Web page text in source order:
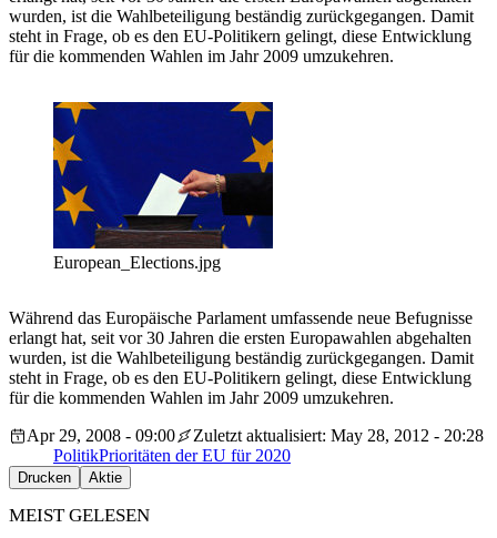
wurden, ist die Wahlbeteiligung beständig zurückgegangen. Damit
steht in Frage, ob es den EU-Politikern gelingt, diese Entwicklung
für die kommenden Wahlen im Jahr 2009 umzukehren.
European_Elections.jpg
Während das Europäische Parlament umfassende neue Befugnisse
erlangt hat, seit vor 30 Jahren die ersten Europawahlen abgehalten
wurden, ist die Wahlbeteiligung beständig zurückgegangen. Damit
steht in Frage, ob es den EU-Politikern gelingt, diese Entwicklung
für die kommenden Wahlen im Jahr 2009 umzukehren.
Apr 29, 2008 - 09:00
Zuletzt aktualisiert: May 28, 2012 - 20:28
PolitikPrioritäten der EU für 2020
Drucken Aktie
MEIST GELESEN